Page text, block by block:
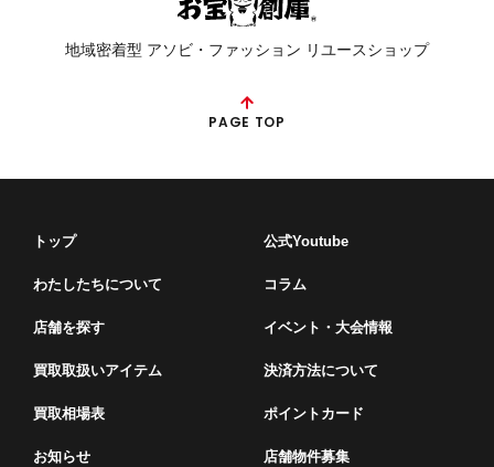
地域密着型 アソビ・ファッション リユースショップ
PAGE TOP
トップ
わたしたちについて
店舗を探す
買取取扱いアイテム
買取相場表
お知らせ
公式Youtube
コラム
イベント・⼤会情報
決済方法について
ポイントカード
店舗物件募集